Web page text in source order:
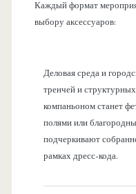
Каждый формат
выбору аксессуаров:
Деловая среда и
тренчей и
компаньоном станет
полями или
подчеркивают
рамках дресс-кода.